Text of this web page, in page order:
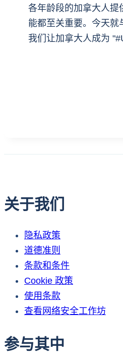
各年龄段的加拿大人提
能都至关重要。今天就
我们让加拿大人成为
关于我们
隐私政策
道德准则
条款和条件
Cookie 政策
使用条款
查看网络安全工作坊
参与其中